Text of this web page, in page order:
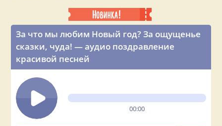
За что мы любим Новый год? За ощущенье
сказки, чуда! — аудио поздравление
красивой песней
00:00